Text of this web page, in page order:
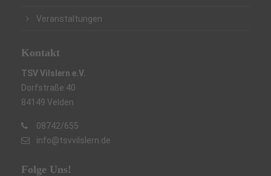
Veranstaltungen
Kontakt
TSV Vilslern e.V.
Dorfstraße 40
84149 Velden
08742/655
info@tsvvilslern.de
Folge Uns!